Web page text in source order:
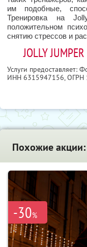
им подобные,
Тренировка на
положительном
снятию стрессов и
JOLLY
Услуги предоставляет:
ИНН 6315947156, ОГРН
Похожие акции:
-30%